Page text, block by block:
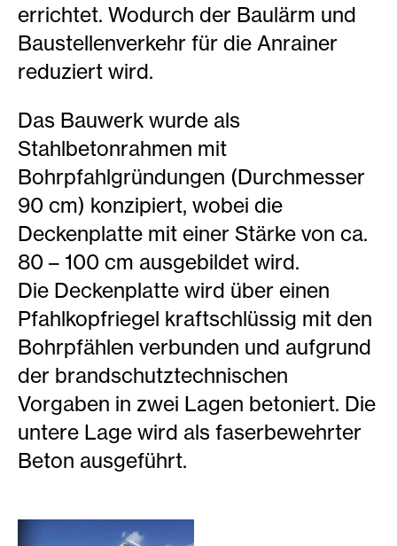
errichtet. Wodurch der Baulärm und
Baustellenverkehr für die Anrainer
reduziert wird.
Das Bauwerk wurde als
Stahlbetonrahmen mit
Bohrpfahlgründungen (Durchmesser
90 cm) konzipiert, wobei die
Deckenplatte mit einer Stärke von ca.
80 – 100 cm ausgebildet wird.
Die Deckenplatte wird über einen
Pfahlkopfriegel kraftschlüssig mit den
Bohrpfählen verbunden und aufgrund
der brandschutztechnischen
Vorgaben in zwei Lagen betoniert. Die
untere Lage wird als faserbewehrter
Beton ausgeführt.